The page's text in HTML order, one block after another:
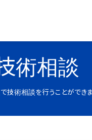
術相談
技術相談を行うことができま